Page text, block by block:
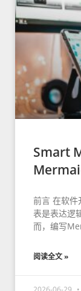
Smart
前言 在软件
表是表达逻
而，编写
阅读全文 »